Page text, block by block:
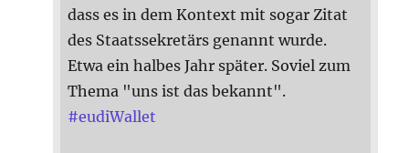
dass es in dem Kontext mit sogar Zitat
des Staatssekretärs genannt wurde.
Etwa ein halbes Jahr später. Soviel zum
Thema "uns ist das bekannt".
#eudiWallet